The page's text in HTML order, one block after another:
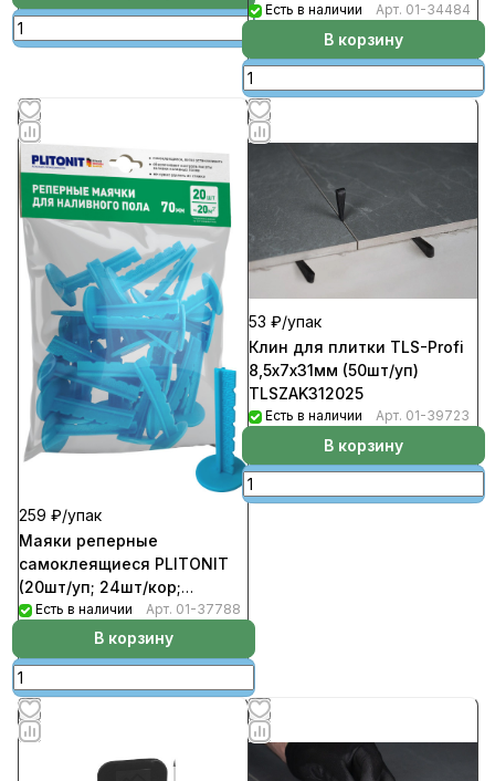
Есть в наличии Арт. 01-34484
В корзину
259 ₽/упак
Маяки реперные
самоклеящиеся PLITONIT
(20шт/уп; 24шт/кор;
1056шт/пал)
Есть в наличии Арт. 01-37788
В корзину
53 ₽/упак
Клин для плитки TLS-Profi
8,5х7х31мм (50шт/уп)
TLSZAK312025
Есть в наличии Арт. 01-39723
В корзину